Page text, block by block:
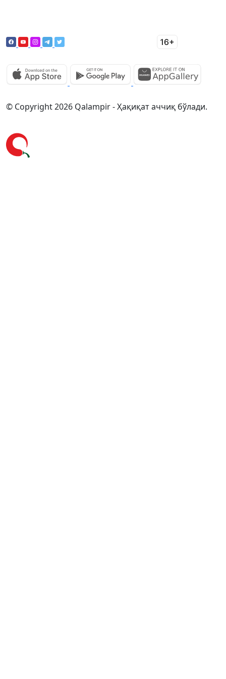
© Copyright 2026 Qalampir - Ҳақиқат аччиқ бўлади.